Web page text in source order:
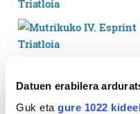
Datuen erabilera
Guk eta gure 1022